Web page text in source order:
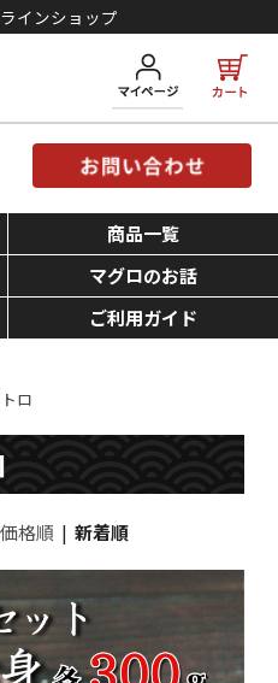
インショップ
商品一覧
マグロのお話
ご利用ガイド
ロ
価格順 | 新着順